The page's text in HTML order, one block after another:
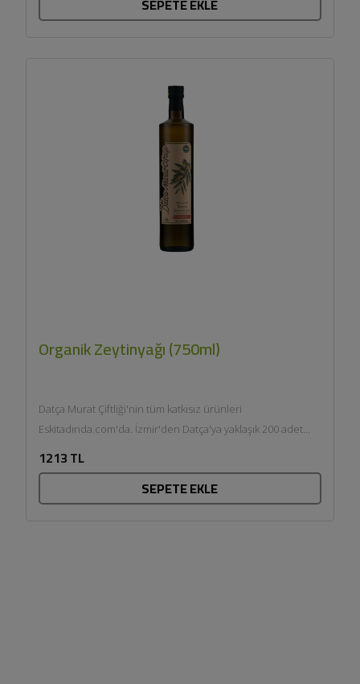
Organik Zeytinyağı (750ml)
Datça Murat Çiftliği'nin tüm katkısız ürünleri
Eskitadında.com'da. İzmir'den Datça'ya yaklaşık 200 adet
1213 TL
SEPETE EKLE